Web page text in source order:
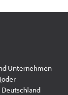
Unternehmen